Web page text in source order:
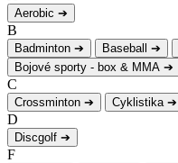
Aerobic ➔
B
Badminton ➔ Baseball ➔
Bojové sporty - box & MMA ➔
C
Crossminton ➔ Cyklistika ➔
D
Discgolf ➔
F